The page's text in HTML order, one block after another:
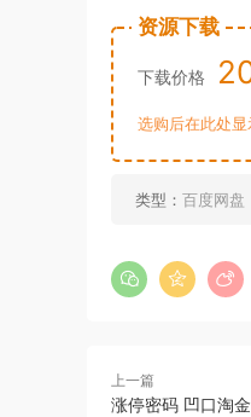
资源下载
下载价格
选购后在此处
类型： 百度网盘
上一篇
涨停密码 凹口淘